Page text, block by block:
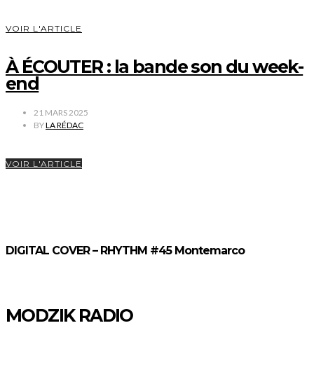
VOIR L'ARTICLE
À ÉCOUTER : la bande son du week-
end
21 MARS 2025
BYLA RÉDAC
VOIR L'ARTICLE
DIGITAL COVER – RHYTHM #45 Montemarco
MODZIK RADIO